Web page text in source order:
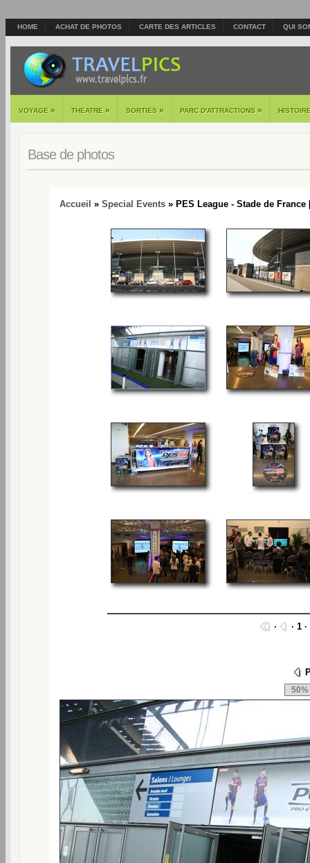
HOME ACHAT DE PHOTOS CARTE DES ARTICLES CONTACT QUI
VOYAGE » THEATRE » SORTIES » PARC D'ATTRACTIONS »
Base de photos
Accueil » Special Events » PES League - Stade de France
· · 1 ·